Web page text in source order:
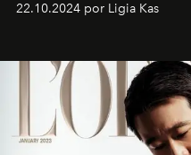
22.10.2024 por Ligia Kas